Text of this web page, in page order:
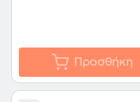
Προσθήκη